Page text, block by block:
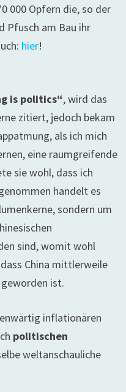
000 Opfern die, so der
Pfusch am Bau ihr
hier!
is politics“, wird das
zitiert, jedoch bekam
als ich mich
eine raumgreifende
sie wohl, dass ich
handelt es
sondern um
sind, womit wohl
China mittlerweile
ist.
inflationären
politischen
weltanschauliche